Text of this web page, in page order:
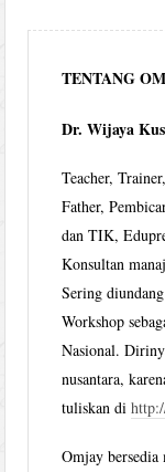
TENTANG
Dr. Wijaya
Teacher,
Father,
dan TIK,
Konsultan
Sering
Workshop
Nasional.
nusantara,
tuliskan di
Omjay